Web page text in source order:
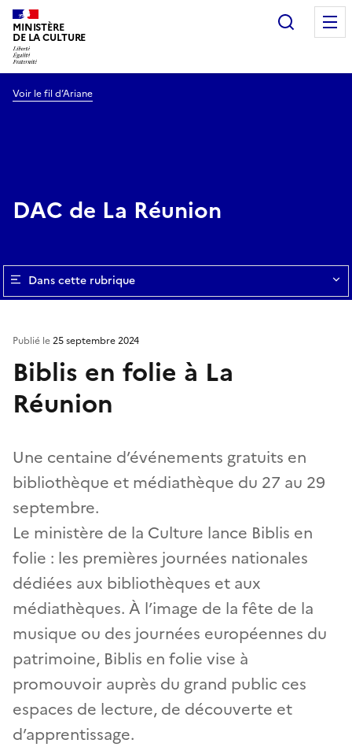
MINISTÈRE
DE LA CULTURE
Voir le fil d’Ariane
DAC de La Réunion
Dans cette rubrique
Biblis en folie à La
Réunion
Une centaine d’événements gratuits en
bibliothèque et médiathèque du 27 au 29
septembre.
Le ministère de la Culture lance Biblis en
folie : les premières journées nationales
dédiées aux bibliothèques et aux
médiathèques. À l’image de la fête de la
musique ou des journées européennes du
patrimoine, Biblis en folie vise à
promouvoir auprès du grand public ces
espaces de lecture, de découverte et
d’apprentissage.
Publié le25 septembre 2024